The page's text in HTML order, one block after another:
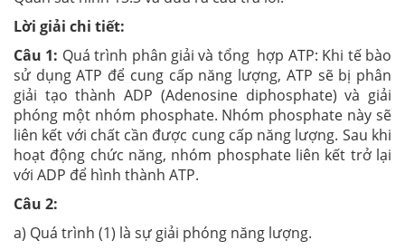
Lời giải chi tiết:
Câu 1: Quá trình phân giải và tổng hợp ATP: Khi tế bào
sử dụng ATP để cung cấp năng lượng, ATP sẽ bị phân
giải tạo thành ADP (Adenosine diphosphate) và giải
phóng một nhóm phosphate. Nhóm phosphate này sẽ
liên kết với chất cần được cung cấp năng lượng. Sau khi
hoạt động chức năng, nhóm phosphate liên kết trở lại
với ADP để hình thành ATP.
Câu 2:
a) Quá trình (1) là sự giải phóng năng lượng.